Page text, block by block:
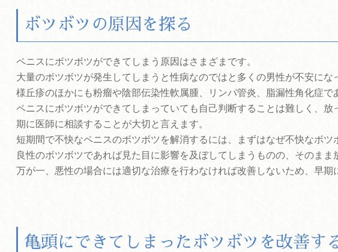
ボツボツの原因を探る
ペニスにボツボツができてしまう原因はさまざまです。
大量のボツボツが発生してしまうと性病なのではと多くの男性が不安に
様丘疹のほかにも粉瘤や陰部伝染性軟属腫、リンパ管炎、脂漏性角化症で
ペニスにボツボツができてしまっていても自己判断することは難しく、
期に医師に相談することが大切と言えます。
短期間で不快なペニスのボツボツを解消するには、まずはなぜ不快なボ
良性のボツボツであれば見た目に影響を及ぼしてしまうものの、そのま
万が一、悪性の場合には適切な治療を行わなければ改善しないため、早期
亀頭にできてしまったボツボツを改善す